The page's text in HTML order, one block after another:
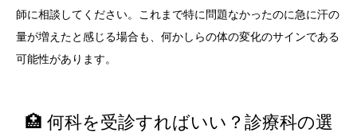
師に相談してください。これまで特に問題なかったのに急に汗の
量が増えたと感じる場合も、何かしらの体の変化のサインである
可能性があります。
🏥 何科を受診すればいい？診療科の選